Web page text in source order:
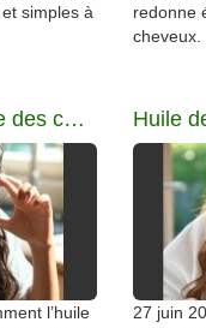
simples à
redonne
cheveux.
Huile de ricin et pousse des cheveux
l’huile
27 juin